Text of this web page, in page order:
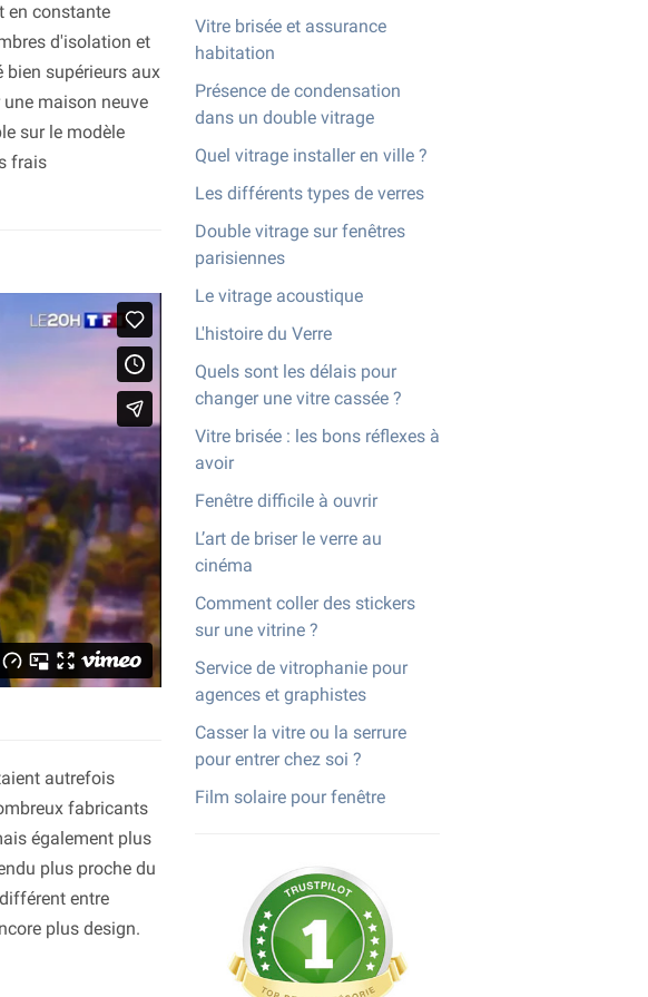
en constante
d'isolation et
supérieurs aux
maison neuve
sur le modèle
frais
autrefois
fabricants
également plus
plus proche du
entre
plus design.
Vitre brisée et assurance
habitation
Présence de condensation
dans un double vitrage
Quel vitrage installer en ville ?
Les différents types de verres
Double vitrage sur fenêtres
parisiennes
Le vitrage acoustique
L'histoire du Verre
Quels sont les délais pour
changer une vitre cassée ?
Vitre brisée : les bons réflexes à
avoir
Fenêtre difficile à ouvrir
L’art de briser le verre au
cinéma
Comment coller des stickers
sur une vitrine ?
Service de vitrophanie pour
agences et graphistes
Casser la vitre ou la serrure
pour entrer chez soi ?
Film solaire pour fenêtre